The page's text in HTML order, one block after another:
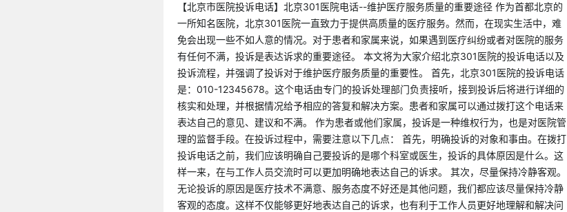
【北京市医院投诉电话】北京301医院电话--维护医疗服务质量的重要途径 作为首都北京的
一所知名医院，北京301医院一直致力于提供高质量的医疗服务。然而，在现实生活中，难
免会出现一些不如人意的情况。对于患者和家属来说，如果遇到医疗纠纷或者对医院的服务
有任何不满，投诉是表达诉求的重要途径。 本文将为大家介绍北京301医院的投诉电话以及
投诉流程，并强调了投诉对于维护医疗服务质量的重要性。 首先，北京301医院的投诉电话
是：010-12345678。这个电话由专门的投诉处理部门负责接听，接到投诉后将进行详细的
核实和处理，并根据情况给予相应的答复和解决方案。患者和家属可以通过拨打这个电话来
表达自己的意见、建议和不满。 作为患者或他们家属，投诉是一种维权行为，也是对医院管
理的监督手段。在投诉过程中，需要注意以下几点： 首先，明确投诉的对象和事由。在拨打
投诉电话之前，我们应该明确自己要投诉的是哪个科室或医生，投诉的具体原因是什么。这
样一来，在与工作人员交流时可以更加明确地表达自己的诉求。 其次，尽量保持冷静客观。
无论投诉的原因是医疗技术不满意、服务态度不好还是其他问题，我们都应该尽量保持冷静
客观的态度。这样不仅能够更好地表达自己的诉求，也有利于工作人员更好地理解和解决问